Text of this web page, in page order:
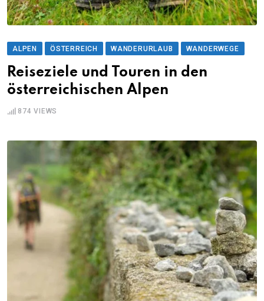
ALPEN ÖSTERREICH WANDERURLAUB WANDERWEGE
Reiseziele und Touren in den
österreichischen Alpen
874 VIEWS